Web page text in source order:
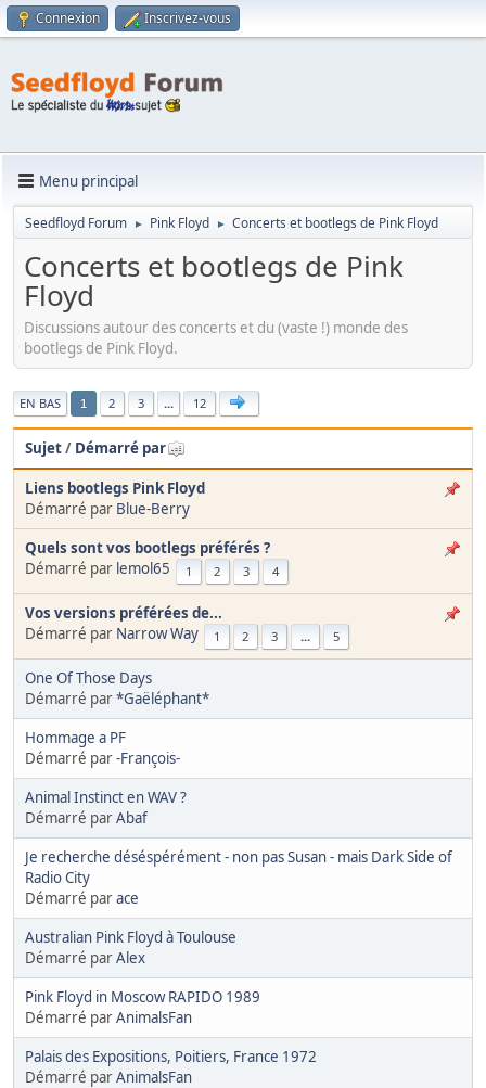
Connexion Inscrivez-vous
Menu principal
Seedfloyd Forum ► Pink Floyd ► Concerts et bootlegs de Pink Floyd
Concerts et bootlegs de Pink
Floyd
Discussions autour des concerts et du (vaste !) monde des
bootlegs de Pink Floyd.
EN BAS 1 2 3 ... 12
Sujet/ Démarré par
Liens bootlegs Pink Floyd
Démarré par Blue-Berry
Quels sont vos bootlegs préférés ?
Démarré par lemol65 1 2 3 4
Vos versions préférées de...
Démarré par Narrow Way 1 2 3 ... 5
One Of Those Days
Démarré par*Gaëléphant*
Hommage a PF
Démarré par-François-
Animal Instinct en WAV ?
Démarré parAbaf
Je recherche déséspérément - non pas Susan - mais Dark Side of
Radio City
Démarré parace
Australian Pink Floyd à Toulouse
Démarré parAlex
Pink Floyd in Moscow RAPIDO 1989
Démarré parAnimalsFan
Palais des Expositions, Poitiers, France 1972
Démarré parAnimalsFan